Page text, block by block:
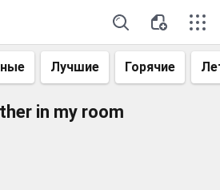
Лучшие Горячие
in my room